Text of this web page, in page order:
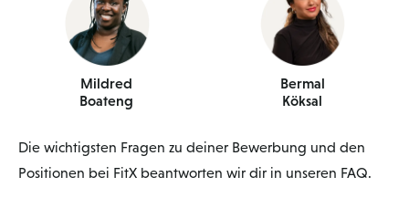
Mildred
Boateng
Bermal
Köksal
Die wichtigsten Fragen zu deiner Bewerbung und den
Positionen bei FitX beantworten wir dir in unseren FAQ.